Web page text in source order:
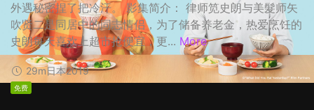
外遇秘密捏了把冷汗。 影集简介： 律师笕史朗与美髮师矢
吹贤二是同居中的同志情侣，为了储备养老金，热爱烹饪的
史朗每天喜欢上超市抢便宜，更... More
29m日本2019
免费